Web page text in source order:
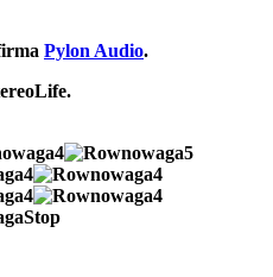
Pylon Audio.